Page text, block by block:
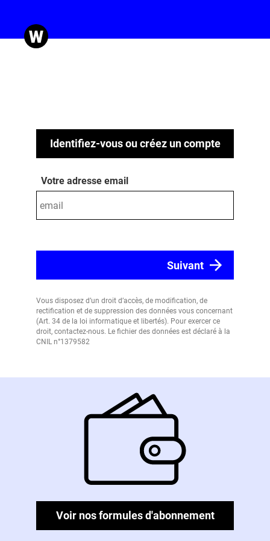
Identifiez-vous ou créez un compte
Votre adresse email
Vous disposez d’un droit d’accès, de modification, de
rectification et de suppression des données vous concernant
(Art. 34 de la loi informatique et libertés). Pour exercer ce
droit, contactez-nous. Le fichier des données est déclaré à la
CNIL n°1379582
Voir nos formules d'abonnement